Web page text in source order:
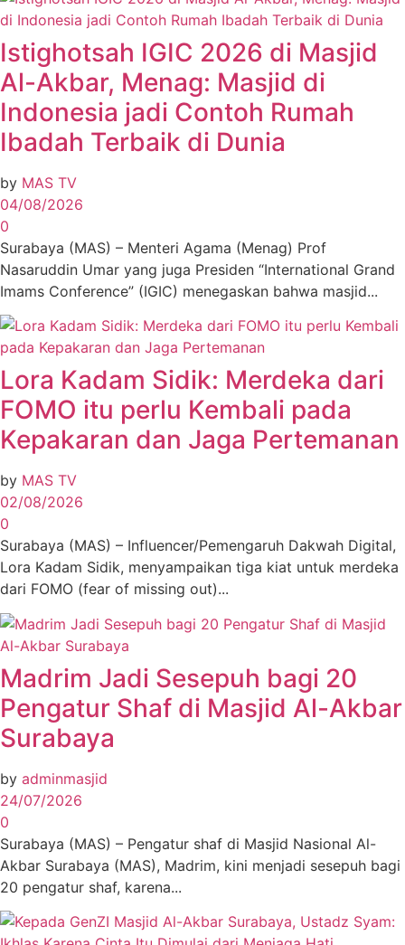
Istighotsah IGIC 2026 di Masjid
Al-Akbar, Menag: Masjid di
Indonesia jadi Contoh Rumah
Ibadah Terbaik di Dunia
by MAS TV
04/08/2026
0
Surabaya (MAS) – Menteri Agama (Menag) Prof
Nasaruddin Umar yang juga Presiden “International Grand
Imams Conference” (IGIC) menegaskan bahwa masjid...
Lora Kadam Sidik: Merdeka dari
FOMO itu perlu Kembali pada
Kepakaran dan Jaga Pertemanan
by MAS TV
02/08/2026
0
Surabaya (MAS) – Influencer/Pemengaruh Dakwah Digital,
Lora Kadam Sidik, menyampaikan tiga kiat untuk merdeka
dari FOMO (fear of missing out)...
Madrim Jadi Sesepuh bagi 20
Pengatur Shaf di Masjid Al-Akbar
Surabaya
by adminmasjid
24/07/2026
0
Surabaya (MAS) – Pengatur shaf di Masjid Nasional Al-
Akbar Surabaya (MAS), Madrim, kini menjadi sesepuh bagi
20 pengatur shaf, karena...